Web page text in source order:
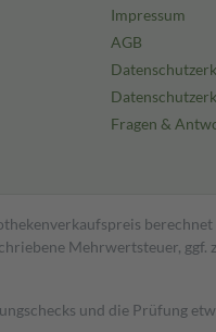
Impressum
AGB
Fragen &
berechnet
Mehrwertsteuer, ggf.
und die Prüfung